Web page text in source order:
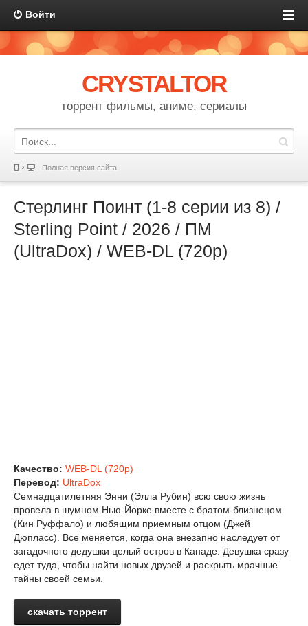
Войти
CRYSTALTOR
торрент фильмы, аниме, сериалы
Полная версия сайта
Стерлинг Поинт (1-8 серии из 8) /
Sterling Point / 2026 / ПМ
(UltraDox) / WEB-DL (720p)
Качество: WEB-DL (720p)
Перевод: UltraDox
Семнадцатилетняя Энни (Элла Рубин) всю свою жизнь
провела в шумном Нью-Йорке вместе с братом-близнецом
(Кин Руффало) и любящим приемным отцом (Джей
Дюпласс). Все меняется, когда она внезапно наследует от
загадочного дедушки целый остров в Канаде. Девушка сразу
едет туда, чтобы найти новых друзей и раскрыть мрачные
тайны своей семьи.
скачать торрент